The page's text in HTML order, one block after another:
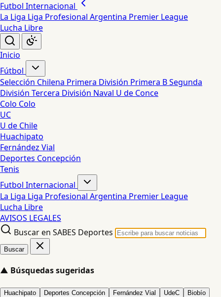
Futbol Internacional
La Liga Liga Profesional Argentina Premier League
Lucha Libre
Inicio
Fútbol
Selección Chilena Primera División Primera BSegunda
División Tercera División Naval U de Conce
Colo Colo
UC
U de Chile
Huachipato
Fernández Vial
Deportes Concepción
Tenis
Futbol Internacional
La Liga Liga Profesional Argentina Premier League
Lucha Libre
AVISOS LEGALES
Buscar en SABES Deportes
Buscar
▲ Búsquedas sugeridas
Huachipato Deportes Concepción Fernández Vial UdeC Biobío